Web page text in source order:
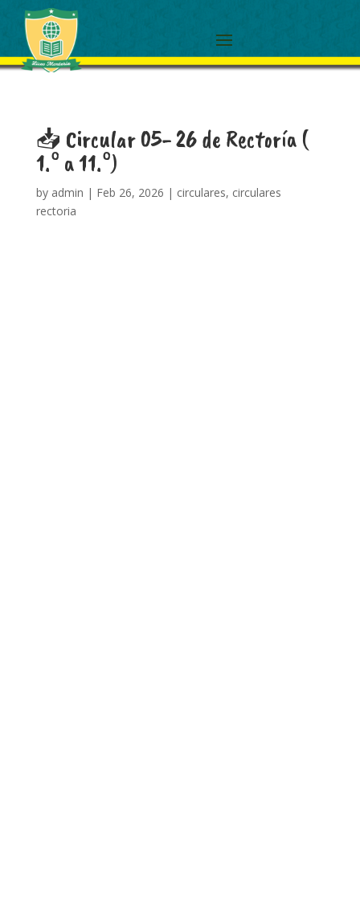
📥 Circular 05- 26 de Rectoría (
1.° a 11.°)
by admin | Feb 26, 2026 | circulares, circulares
rectoria